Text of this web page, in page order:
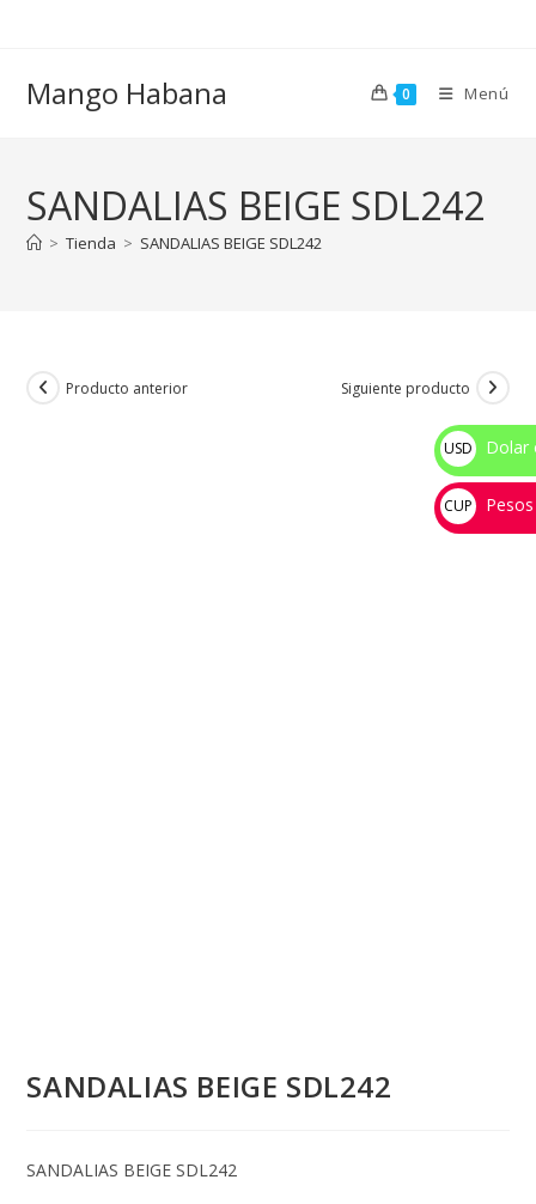
Mango Habana 0 Menú
SANDALIAS BEIGE SDL242
> Tienda > SANDALIAS BEIGE SDL242
Producto anterior Siguiente producto
SANDALIAS BEIGE SDL242
SANDALIAS BEIGE SDL242
USD
$
Dolar
CUP
💰
Pesos